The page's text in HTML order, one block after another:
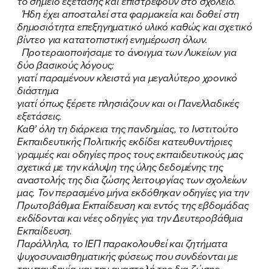
ΕΛΑ ΚΙ ΕΣΥ
FB IN TW
Ήδη έχει αποσταλεί στα φαρμακεία και δοθεί στη
δημοσιότητα επεξηγηματικό υλικό καθώς και σχετικό
βίντεο για κατατοπιστική ενημέρωση όλων.
Προτεραιοποιήσαμε το άνοιγμα των Λυκείων για
δύο βασικούς λόγους:
γιατί παραμένουν κλειστά για μεγαλύτερο χρονικό
διάστημα
γιατί όπως ξέρετε πλησιάζουν και οι Πανελλαδικές
εξετάσεις.
Καθ’ όλη τη διάρκεια της πανδημίας, το Ινστιτούτο
Εκπαιδευτικής Πολιτικής εκδίδει κατευθυντήριες
γραμμές και οδηγίες προς τους εκπαιδευτικούς μας
σχετικά με την κάλυψη της ύλης δεδομένης της
αναστολής της δια ζώσης λειτουργίας των σχολείων
μας. Τον περασμένο μήνα εκδόθηκαν οδηγίες για την
Πρωτοβάθμια Εκπαίδευση και εντός της εβδομάδας
εκδίδονται και νέες οδηγίες για την Δευτεροβάθμια
Εκπαίδευση.
Παράλληλα, το ΙΕΠ παρακολουθεί και ζητήματα
ψυχοσυναισθηματικής φύσεως που συνδέονται με